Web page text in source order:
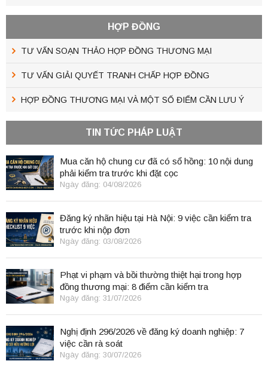
HỢP ĐỒNG
TƯ VẤN SOẠN THẢO HỢP ĐỒNG THƯƠNG MẠI
TƯ VẤN GIẢI QUYẾT TRANH CHẤP HỢP ĐỒNG
HỢP ĐỒNG THƯƠNG MẠI VÀ MỘT SỐ ĐIỂM CẦN LƯU Ý
TIN TỨC PHÁP LUẬT
Mua căn hộ chung cư đã có sổ hồng: 10 nội dung
phải kiểm tra trước khi đặt cọc
Ngày đăng: 04/08/2026
Đăng ký nhãn hiệu tại Hà Nội: 9 việc cần kiểm tra
trước khi nộp đơn
Ngày đăng: 03/08/2026
Phạt vi phạm và bồi thường thiệt hại trong hợp
đồng thương mại: 8 điểm cần kiểm tra
Ngày đăng: 31/07/2026
Nghị định 296/2026 về đăng ký doanh nghiệp: 7
việc cần rà soát
Ngày đăng: 30/07/2026